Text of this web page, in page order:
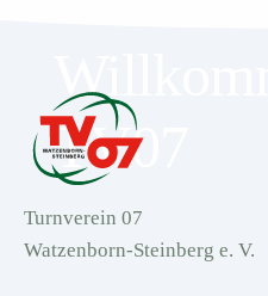
TV07
Turnverein 07
Watzenborn-Steinberg e. V.